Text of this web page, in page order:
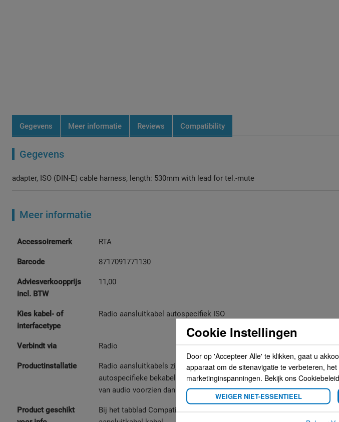
Gegevens Meer informatie Reviews Compatibility
Gegevens
adapter, ISO (DIN-E) cable harness, length: 530mm with lead for tel.-mute
Meer informatie
Meer
Accessoiremerk RTA
Barcode 8717091771130
Adviesverkoopprijs
incl. BTW
11,00
Kies kabel- of
interfacetype
Radio aansluitkabel autospecifiek ISO
Verbindt via Radio
Productinstallatie
Radio aansluitkabels zijn speciaal ontwikkeld om uw headunit / radio
autospecifieke bekabeling te verbinden. Uw radio wordt van voeding en
van audio voorzien dankzij de professionele connectoren.
Product geschikt
Bij het tabblad Compatibility checkt u de auto's die geschikt zijn voor
Cookie Instellingen
Door op 'Accepteer Alle' te klikken, gaat u
apparaat om de sitenavigatie te verbeteren,
marketinginspanningen. Bekijk ons
WEIGER NIET-ESSENTIEEL